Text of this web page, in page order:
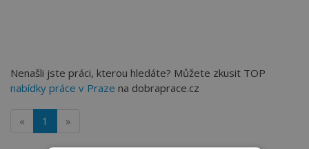
Nenašli jste práci, kterou hledáte? Můžete zkusit TOP
nabídky práce v Praze na dobraprace.cz
« 1 »